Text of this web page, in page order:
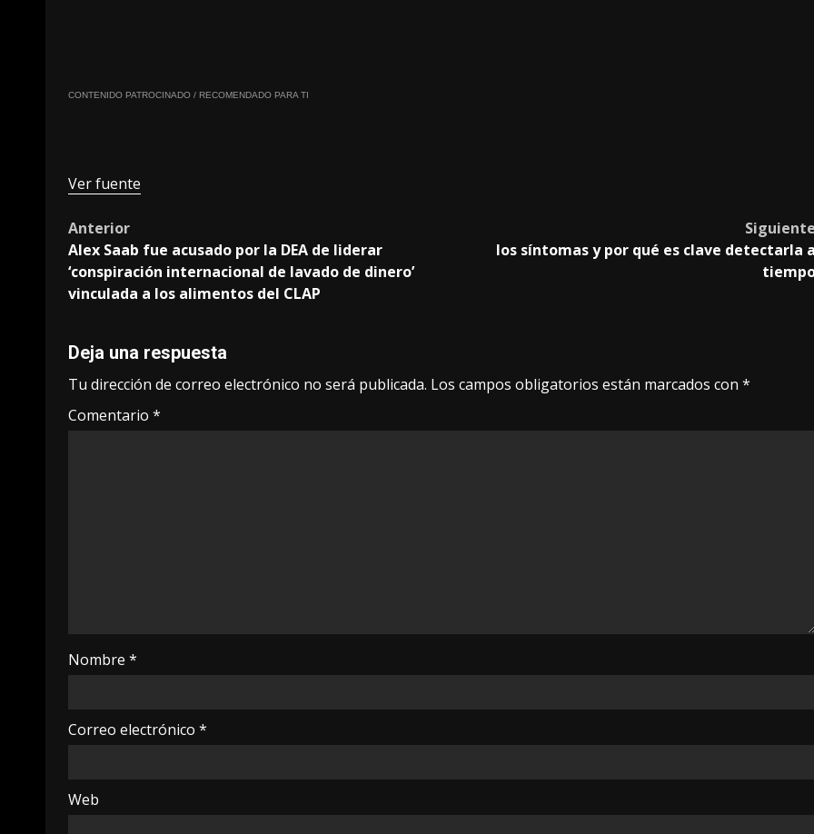
CONTENIDO PATROCINADO / RECOMENDADO PARA TI
Ver fuente
Post
navigation
Anterior
Alex Saab fue acusado por la DEA de liderar
‘conspiración internacional de lavado de dinero’
vinculada a los alimentos del CLAP
los síntomas y por qué es clave detectarla
Deja una respuesta
Tu dirección de correo electrónico no será publicada. Los campos obligatorios están marcados con *
Comentario *
Nombre *
Correo electrónico *
Web